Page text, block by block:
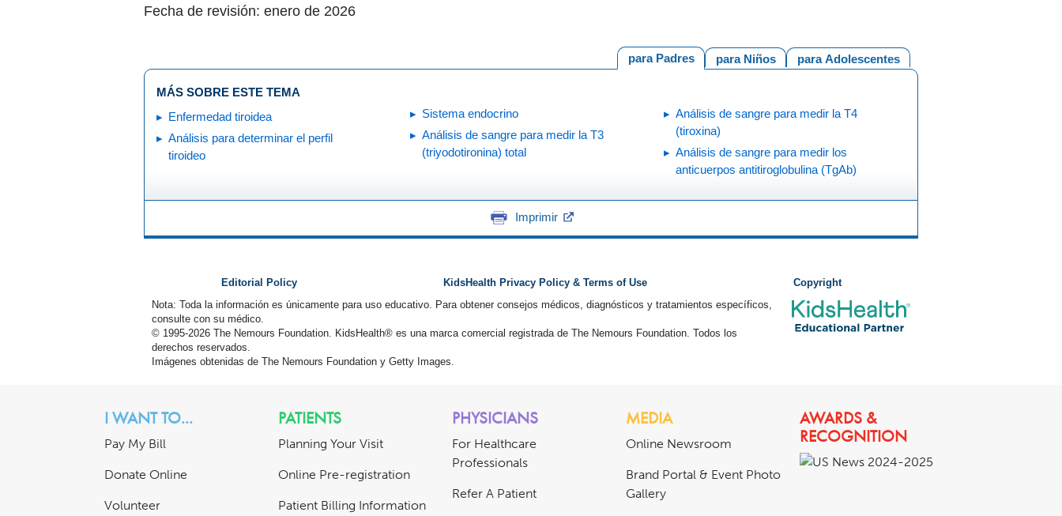
Fecha de revisión: enero de 2026
para Adolescentes
para Niños
para Padres
MÁS SOBRE ESTE TEMA
Enfermedad tiroidea
Análisis para determinar el perfil
tiroideo
Sistema endocrino
Análisis de sangre para medir la T3
(triyodotironina) total
Análisis de sangre para medir la T4
(tiroxina)
Análisis de sangre para medir los
anticuerpos antitiroglobulina (TgAb)
Imprimir
Editorial Policy KidsHealth Privacy Policy & Terms of Use
Copyright
Nota: Toda la información es únicamente para uso educativo. Para obtener consejos médicos, diagnósticos y tratamientos específicos,
consulte con su médico.
© 1995-2026 The Nemours Foundation. KidsHealth® es una marca comercial registrada de The Nemours Foundation. Todos los
derechos reservados.
Imágenes obtenidas de The Nemours Foundation y Getty Images.
I WANT TO...
Pay My Bill
Donate Online
Volunteer
PATIENTS
Planning Your Visit
Online Pre-registration
Patient Billing Information
PHYSICIANS
For Healthcare
Professionals
Refer A Patient
MEDIA
Online Newsroom
Brand Portal & Event Photo
Gallery
AWARDS &
RECOGNITION